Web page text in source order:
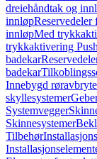
dreiehåndtak og
innløpReservedeler
innløpMed
trykkaktivering
badekar
badekar
Innebygd
skyllesystemer
Systemvegger
Skinnesystemer
Tilbehør